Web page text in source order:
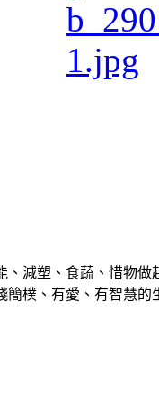
、減塑、食蔬、惜物
簡樸、有愛、有智慧的